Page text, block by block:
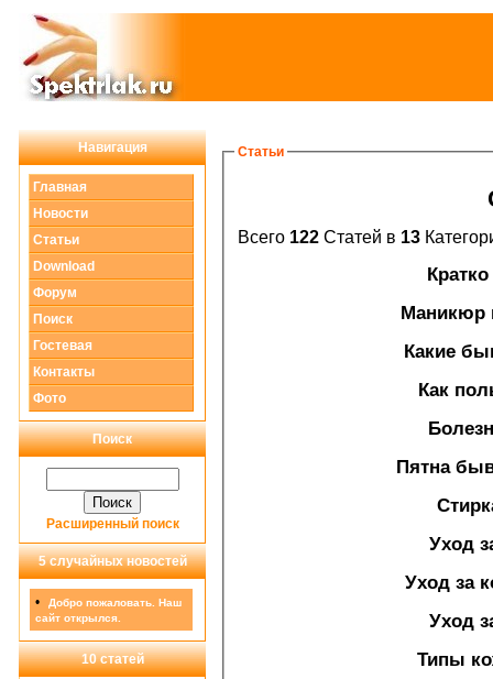
Навигация
Главная
Новости
Статьи
Download
Форум
Поиск
Гостевая
Контакты
Фото
Поиск
Расширенный поиск
5 случайных новостей
•
Добро пожаловать. Наш
сайт открылся.
10 статей
Статьи
Всего 122 Статей в 13
Маникюр
Какие
Как
Пятна
Уход
Уход за
Уход
Типы